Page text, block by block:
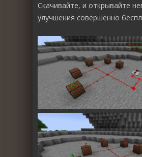
Скачивайте, и открывайте
улучшения совершенно